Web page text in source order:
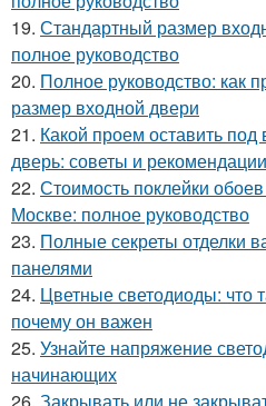
19. Стандартный размер
полное руководство
20. Полное руководство: как
размер входной двери
21. Какой проем оставить
дверь: советы и рекомендации
22. Стоимость поклейки
Москве: полное руководство
23. Полные секреты отделки
панелями
24. Цветные светодиоды: что
почему он важен
25. Узнайте напряжение
начинающих